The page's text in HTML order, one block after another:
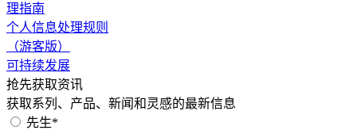
理指南
个人信息处理规则
（游客版）
可持续发展
抢先获取资讯
获取系列、产品、新闻和灵感的最新信息
先生*